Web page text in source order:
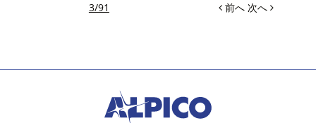
3/91 前へ 次へ